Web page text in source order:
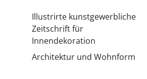
Illustrirte kunstgewerbliche
Zeitschrift für
Innendekoration
Architektur und Wohnform